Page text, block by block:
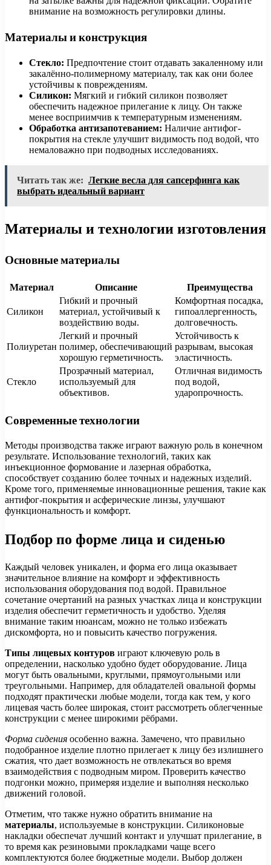
внимание на возможность регулировки длины.
Материалы и конструкция
Стекло: Предпочтение стоит отдавать закаленному или
закалённо-полимерному материалу, так как они более
устойчивы к повреждениям.
Силикон: Мягкий и гибкий силикон позволяет
обеспечить надежное прилегание к лицу. Он также
менее восприимчив к температурным изменениям.
Обработка антизапотеванием: Наличие антифог-
покрытия на стекле улучшит видимость под водой, что
немаловажно при подводных исследованиях.
Читать так же: Легкие весла для сапсерфинга как
выбрать идеальный вариант
Материалы и технологии изготовления
Основные материалы
Материал Описание Преимущества
Силикон
Гибкий и прочный
материал, устойчивый к
воздействию воды.
Комфортная посадка,
гипоаллергенность,
долговечность.
Полиуретан
Легкий и прочный
полимер, обеспечивающий
хорошую герметичность.
Устойчивость к
разрывам, высокая
эластичность.
Стекло
Прозрачный материал,
используемый для
объективов.
Отличная видимость
под водой,
ударопрочность.
Современные технологии
Методы производства также играют важную роль в конечном
результате. Использование технологий, таких как
инъекционное формование и лазерная обработка,
способствует созданию более точных и надежных изделий.
Кроме того, применяемые инновационные решения, такие как
антифог-покрытия и асферические линзы, улучшают
функциональность и комфорт.
Подбор по форме лица и сиденью
Каждый человек уникален, и форма его лица оказывает
значительное влияние на комфорт и эффективность
использования оборудования под водой. Правильное
сочетание очертаний на разных участках лица и конструкции
изделия обеспечит герметичность и удобство. Уделяя
внимание таким нюансам, можно не только избежать
дискомфорта, но и повысить качество погружения.
Типы лицевых контуров играют ключевую роль в
определении, насколько удобно будет оборудование. Лица
могут быть овальными, круглыми, прямоугольными или
треугольными. Например, для обладателей овальной формы
подходят практически любые модели, тогда как тем, у кого
лицевая часть более широкая, стоит рассмотреть облегченные
конструкции с менее широкими рёбрами.
Форма сидения особенно важна. Замечено, что правильно
подобранное изделие плотно прилегает к лицу без излишнего
сжатия, что дает возможность не отвлекаться во время
взаимодействия с подводным миром. Проверить качество
подгонки можно, примеряя изделие и выполняя несколько
движений головой.
Отметим, что также нужно обратить внимание на
материалы, используемые в конструкции. Силиконовые
накладки обеспечат лучший контакт и улучшат прилегание, в
то время как резиновыми прокладками чаще всего
комплектуются более бюджетные модели. Выбор должен